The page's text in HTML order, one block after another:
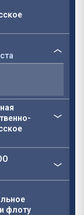
флоту